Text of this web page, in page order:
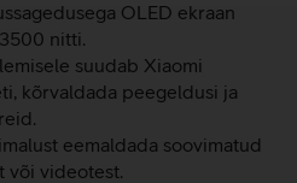
OLED ekraan
nitti.
suudab Xiaomi
kõrvaldada peegeldusi ja
eemaldada soovimatud
või videotest.